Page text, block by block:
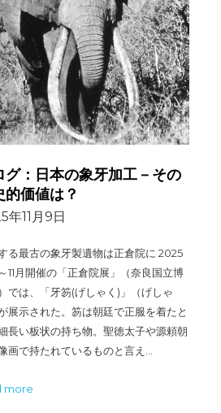
グ：日本の象牙加工－その
的価値は？
年11月9日
る最古の象牙製遺物は正倉院に 2025
11月開催の「正倉院展」（奈良国立博
では、「牙笏(げしゃく)」（げしゃ
展示された。笏は朝廷で正服を着たと
長い板状の持ち物。聖徳太子や源頼朝
画で持たれているものと言え…
more